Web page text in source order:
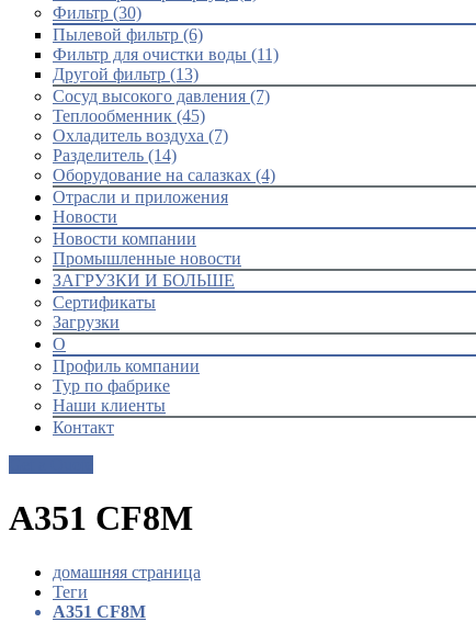
Фильтр (30)
Пылевой фильтр (6)
Фильтр для очистки воды (11)
Другой фильтр (13)
Сосуд высокого давления (7)
Теплообменник (45)
Охладитель воздуха (7)
Разделитель (14)
Оборудование на салазках (4)
Отрасли и приложения
Новости
Новости компании
Промышленные новости
ЗАГРУЗКИ И БОЛЬШЕ
Сертификаты
Загрузки
О
Профиль компании
Тур по фабрике
Наши клиенты
Контакт
А351 CF8M
домашняя страница
Теги
А351 CF8M